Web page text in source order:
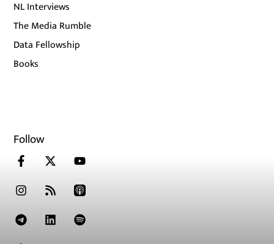
NL Interviews
The Media Rumble
Data Fellowship
Books
Follow